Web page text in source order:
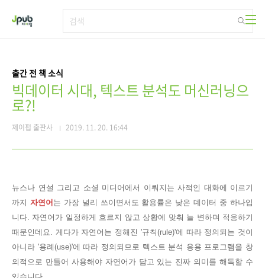
출간 전 책 소식
빅데이터 시대, 텍스트 분석도 머신러닝으
로?!
제이펍 출판사 2019. 11. 20. 16:44
뉴스나 연설 그리고 소셜 미디어에서 이뤄지는 사적인 대화에 이르기
까지 자연어 는 가장 널리 쓰이면서도 활용률은 낮은 데이터 중 하나입
니다. 자연어가 일정하게 흐르지 않고 상황에 맞춰 늘 변하며 적응하기
때문인데요. 게다가 자연어는 정해진 '규칙(rule)'에 따라 정의되는 것이
아니라 '용례(use)'에 따라 정의되므로 텍스트 분석 응용 프로그램을 창
의적으로 만들어 사용해야 자연어가 담고 있는 진짜 의미를 해독할 수